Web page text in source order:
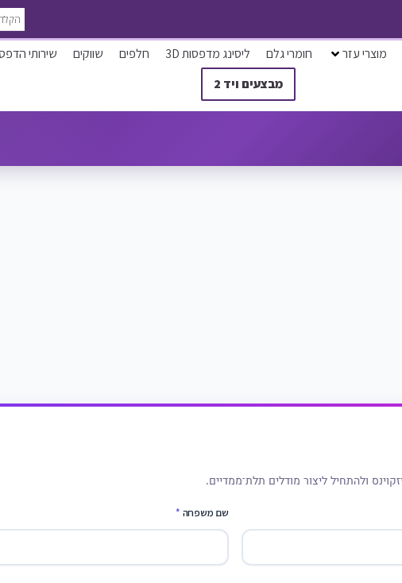
מוצרי עזר חומרי גלם ליסינג מדפסות 3D חלפים שווקים
שירותי
מבצעים ויד 2
ולהתחיל ליצור מודלים תלת־ממדיים.
שם משפחה *